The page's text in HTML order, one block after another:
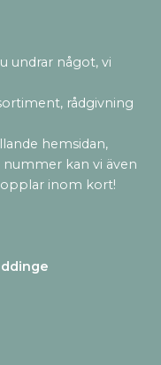
undrar något, vi
rådgivning
hemsidan,
kan vi även
inom kort!